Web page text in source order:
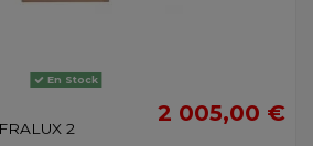
En Stock
2
2 005,00 €